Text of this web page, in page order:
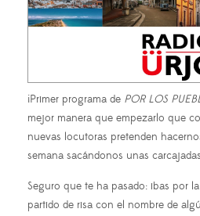
¡Primer programa de POR LOS
mejor manera que empezarlo que
nuevas locutoras pretenden
semana sacándonos unas
Seguro que te ha pasado: ibas por
partido de risa con el nombre de